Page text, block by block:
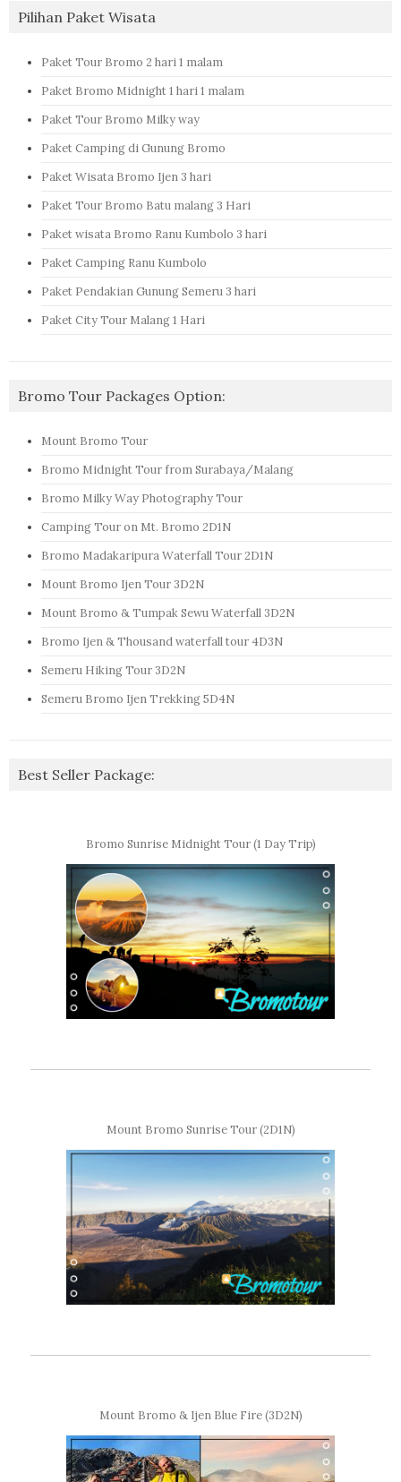
Pilihan Paket Wisata
Paket Tour Bromo 2 hari 1 malam
Paket Bromo Midnight 1 hari 1 malam
Paket Tour Bromo Milky way
Paket Camping di Gunung Bromo
Paket Wisata Bromo Ijen 3 hari
Paket Tour Bromo Batu malang 3 Hari
Paket wisata Bromo Ranu Kumbolo 3 hari
Paket Camping Ranu Kumbolo
Paket Pendakian Gunung Semeru 3 hari
Paket City Tour Malang 1 Hari
Bromo Tour Packages Option:
Mount Bromo Tour
Bromo Midnight Tour from Surabaya/Malang
Bromo Milky Way Photography Tour
Camping Tour on Mt. Bromo 2D1N
Bromo Madakaripura Waterfall Tour 2D1N
Mount Bromo Ijen Tour 3D2N
Mount Bromo & Tumpak Sewu Waterfall 3D2N
Bromo Ijen & Thousand waterfall tour 4D3N
Semeru Hiking Tour 3D2N
Semeru Bromo Ijen Trekking 5D4N
Best Seller Package:
Bromo Sunrise Midnight Tour (1 Day Trip)
Mount Bromo Sunrise Tour (2D1N)
Mount Bromo & Ijen Blue Fire (3D2N)